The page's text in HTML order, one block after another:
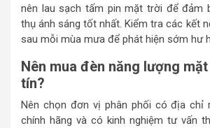
nên lau sạch tấm pin mặt trời để đảm
thụ ánh sáng tốt nhất. Kiểm tra các kết
sau mỗi mùa mưa để phát hiện sớm hư
Nên mua đèn năng lượng
tín?
Nên chọn đơn vị phân phối có địa chỉ
chính hãng và có kinh nghiệm tư vấn